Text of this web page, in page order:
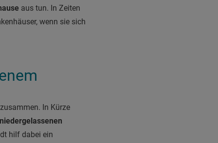
aus tun. In Zeiten
wenn sie sich
In Kürze
hilf dabei ein